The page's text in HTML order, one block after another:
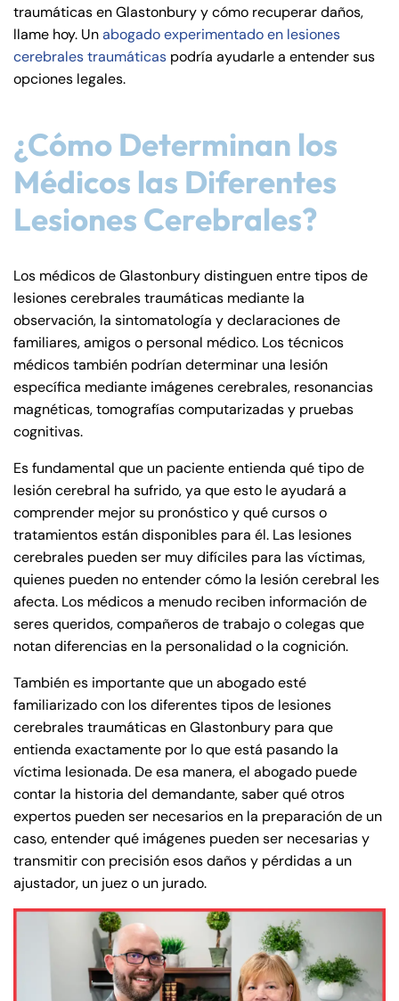
traumáticas en Glastonbury y cómo recuperar daños,
llame hoy. Unabogado experimentado en lesiones
cerebrales traumáticas podría ayudarle a entender sus
opciones legales.
¿Cómo Determinan los
Médicos las Diferentes
Lesiones Cerebrales?
Los médicos de Glastonbury distinguen entre tipos de
lesiones cerebrales traumáticas mediante la
observación, la sintomatología y declaraciones de
familiares, amigos o personal médico. Los técnicos
médicos también podrían determinar una lesión
específica mediante imágenes cerebrales, resonancias
magnéticas, tomografías computarizadas y pruebas
cognitivas.
Es fundamental que un paciente entienda qué tipo de
lesión cerebral ha sufrido, ya que esto le ayudará a
comprender mejor su pronóstico y qué cursos o
tratamientos están disponibles para él. Las lesiones
cerebrales pueden ser muy difíciles para las víctimas,
quienes pueden no entender cómo la lesión cerebral les
afecta. Los médicos a menudo reciben información de
seres queridos, compañeros de trabajo o colegas que
notan diferencias en la personalidad o la cognición.
También es importante que un abogado esté
familiarizado con los diferentes tipos de lesiones
cerebrales traumáticas en Glastonbury para que
entienda exactamente por lo que está pasando la
víctima lesionada. De esa manera, el abogado puede
contar la historia del demandante, saber qué otros
expertos pueden ser necesarios en la preparación de un
caso, entender qué imágenes pueden ser necesarias y
transmitir con precisión esos daños y pérdidas a un
ajustador, un juez o un jurado.